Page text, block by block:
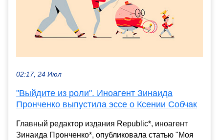
02:17, 24 Июл
"Выйдите из роли". Иноагент Зинаида
Пронченко выпустила эссе о Ксении Собчак
Главный редактор издания Republic*, иноагент
Зинаида Пронченко*, опубликовала статью "Моя